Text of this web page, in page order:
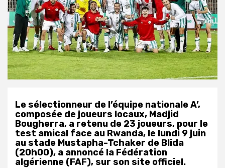
Le sélectionneur de l’équipe nationale A’,
composée de joueurs locaux, Madjid
Bougherra, a retenu de 23 joueurs, pour le
test amical face au Rwanda, le lundi 9 juin
au stade Mustapha-Tchaker de Blida
(20h00), a annoncé la Fédération
algérienne (FAF), sur son site officiel.